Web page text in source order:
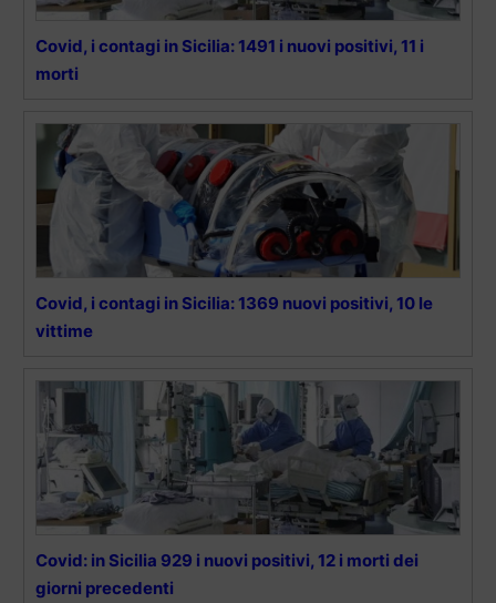
Covid, i contagi in Sicilia: 1491 i nuovi positivi, 11 i
morti
Covid, i contagi in Sicilia: 1369 nuovi positivi, 10 le
vittime
Covid: in Sicilia 929 i nuovi positivi, 12 i morti dei
giorni precedenti